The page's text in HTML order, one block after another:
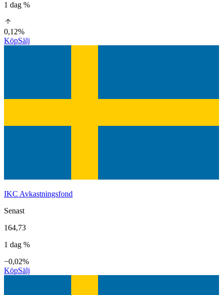
1 dag %
0,12%
KöpSälj
IKC Avkastningsfond
Senast
164,73
1 dag %
−0,02%
KöpSälj